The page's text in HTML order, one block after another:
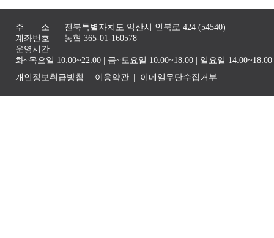
주 소
전북특별자치도 익산시 인북로 424 (54540)
계좌번호
농협 365-01-160578
운영시간
화~목요일 10:00~22:00 | 금~토요일 10:00~18:00 | 일요일
개인정보취급방침
이용약관 이메일무단수집거부